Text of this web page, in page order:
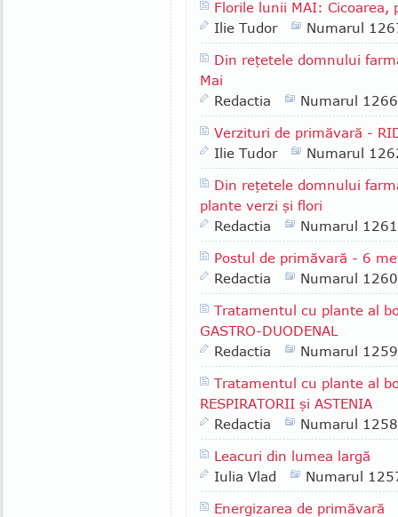
Florile lunii MAI: Cicoarea,
Ilie Tudor
Numarul
Din reţetele domnului
Mai
Redactia
Numarul 1266
Verzituri de primăvară -
Ilie Tudor
Numarul
Din reţetele domnului
plante verzi şi flori
Redactia
Numarul 1261
Postul de primăvară - 6
Redactia
Numarul 1260
Tratamentul cu plante al
GASTRO-DUODENAL
Redactia
Numarul 1259
Tratamentul cu plante al
RESPIRATORII şi ASTENIA
Redactia
Numarul 1258
Leacuri din lumea largă
Iulia Vlad
Numarul
Energizarea de primăvară